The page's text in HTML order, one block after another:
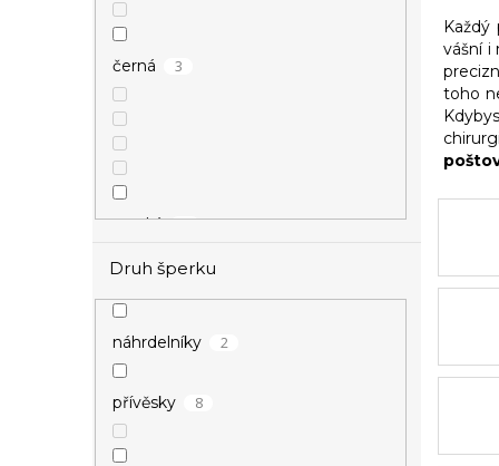
černá 3
modrá 1
stříbrná
Druh šperku
náhrdelníky 2
přívěsky 8
Každý
vášní i
toho